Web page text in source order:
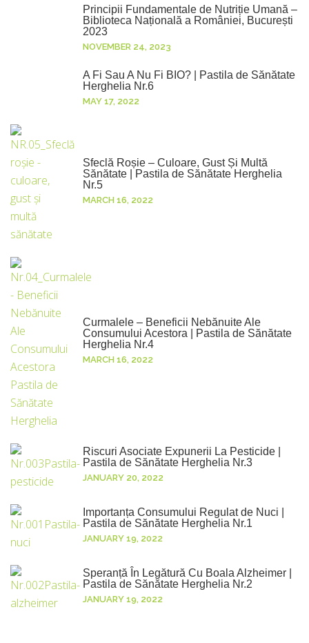
Principii Fundamentale de Nutriție Umană –
Biblioteca Națională a României, București
2023
NOVEMBER 24, 2023
A Fi Sau A Nu Fi BIO? | Pastila de Sănătate
Herghelia Nr.6
MAY 17, 2022
Sfeclă Roșie – Culoare, Gust Și Multă
Sănătate | Pastila de Sănătate Herghelia
Nr.5
MARCH 16, 2022
Curmalele – Beneficii Nebănuite Ale
Consumului Acestora | Pastila de Sănătate
Herghelia Nr.4
MARCH 16, 2022
Riscuri Asociate Expunerii La Pesticide |
Pastila de Sănătate Herghelia Nr.3
JANUARY 20, 2022
Importanța Consumului Regulat de Nuci |
Pastila de Sănătate Herghelia Nr.1
JANUARY 19, 2022
Speranță În Legătură Cu Boala Alzheimer |
Pastila de Sănătate Herghelia Nr.2
JANUARY 19, 2022